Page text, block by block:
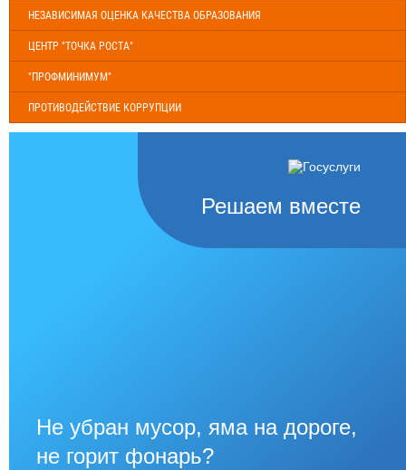
НЕЗАВИСИМАЯ ОЦЕНКА КАЧЕСТВА ОБРАЗОВАНИЯ
ЦЕНТР "ТОЧКА РОСТА"
"ПРОФМИНИМУМ"
ПРОТИВОДЕЙСТВИЕ КОРРУПЦИИ
Решаем вместе
Не убран мусор, яма на дороге,
не горит фонарь?